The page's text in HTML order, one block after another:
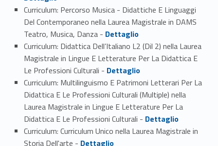
Curriculum: Percorso Musica - Didattiche E Linguaggi
Del Contemporaneo nella Laurea Magistrale in DAMS
Teatro, Musica, Danza - Link identifier #identifier_person_81608-3
Dettaglio
Curriculum: Didattica Dell’Italiano L2 (Dil 2) nella Laurea
Magistrale in Lingue E Letterature Per La Didattica E
Le Professioni Culturali - Link identifier #identifier_person_36368-4
Dettaglio
Curriculum: Multilinguismo E Patrimoni Letterari Per La
Didattica E Le Professioni Culturali (Multiple) nella
Laurea Magistrale in Lingue E Letterature Per La
Didattica E Le Professioni Culturali - Link identifier #identifier_person_147564-5
Dettaglio
Curriculum: Curriculum Unico nella Laurea Magistrale in
Storia Dell'arte - Link identifier #identifier_person_103497-6
Dettaglio